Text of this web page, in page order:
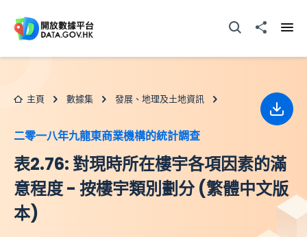
打開搜尋器分享至
主頁 數據集 發展、地理及土地資訊
二零一八年九龍東商業機構的統計調查
表2.76: 對現時所在樓宇各項因素的滿
意程度 - 按樓宇類別劃分 (繁體中文版
本)
下載